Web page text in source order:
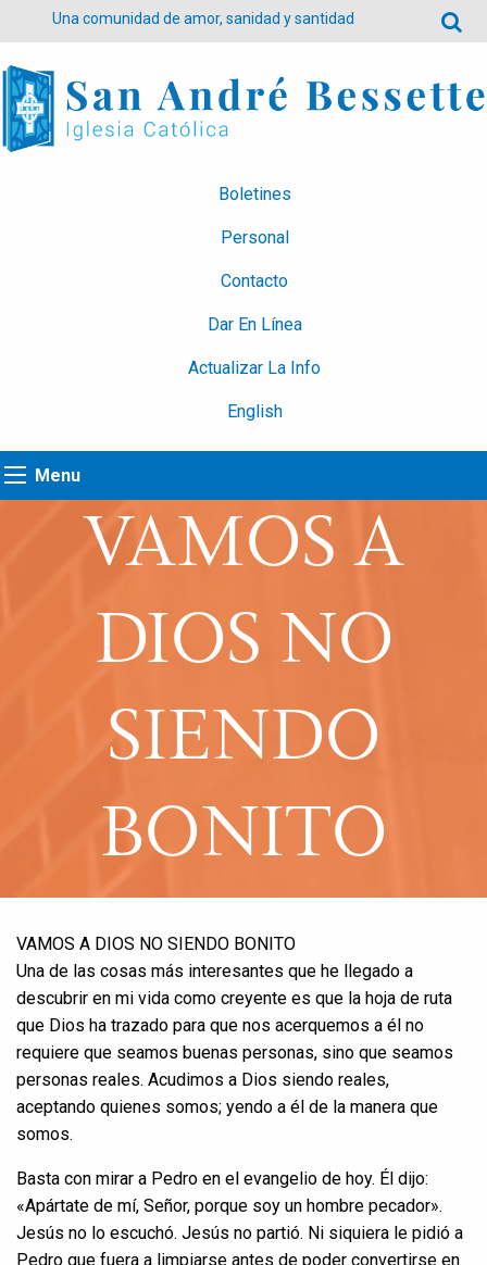
Una comunidad de amor, sanidad y santidad
Boletines
Personal
Contacto
Dar En Línea
Actualizar La Info
English
Menu
VAMOS A
DIOS NO
SIENDO
BONITO
VAMOS A DIOS NO SIENDO BONITO
Una de las cosas más interesantes que he llegado a
descubrir en mi vida como creyente es que la hoja de ruta
que Dios ha trazado para que nos acerquemos a él no
requiere que seamos buenas personas, sino que seamos
personas reales. Acudimos a Dios siendo reales,
aceptando quienes somos; yendo a él de la manera que
somos.
Basta con mirar a Pedro en el evangelio de hoy. Él dijo:
«Apártate de mí, Señor, porque soy un hombre pecador».
Jesús no lo escuchó. Jesús no partió. Ni siquiera le pidió a
Pedro que fuera a limpiarse antes de poder convertirse en